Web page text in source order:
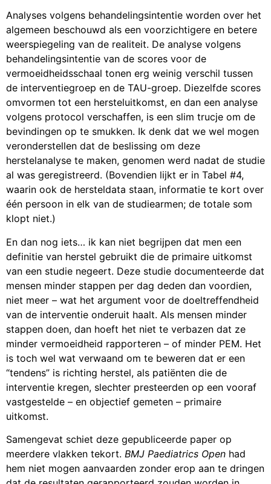
Analyses volgens behandelingsintentie worden over het
algemeen beschouwd als een voorzichtigere en betere
weerspiegeling van de realiteit. De analyse volgens
behandelingsintentie van de scores voor de
vermoeidheidsschaal tonen erg weinig verschil tussen
de interventiegroep en de TAU-groep. Diezelfde scores
omvormen tot een hersteluitkomst, en dan een analyse
volgens protocol verschaffen, is een slim trucje om de
bevindingen op te smukken. Ik denk dat we wel mogen
veronderstellen dat de beslissing om deze
herstelanalyse te maken, genomen werd nadat de studie
al was geregistreerd. (Bovendien lijkt er in Tabel #4,
waarin ook de hersteldata staan, informatie te kort over
één persoon in elk van de studiearmen; de totale som
klopt niet.)
En dan nog iets… ik kan niet begrijpen dat men een
definitie van herstel gebruikt die de primaire uitkomst
van een studie negeert. Deze studie documenteerde dat
mensen minder stappen per dag deden dan voordien,
niet meer – wat het argument voor de doeltreffendheid
van de interventie onderuit haalt. Als mensen minder
stappen doen, dan hoeft het niet te verbazen dat ze
minder vermoeidheid rapporteren – of minder PEM. Het
is toch wel wat verwaand om te beweren dat er een
“tendens” is richting herstel, als patiënten die de
interventie kregen, slechter presteerden op een vooraf
vastgestelde – en objectief gemeten – primaire
uitkomst.
Samengevat schiet deze gepubliceerde paper op
meerdere vlakken tekort. BMJ Paediatrics Open had
hem niet mogen aanvaarden zonder erop aan te dringen